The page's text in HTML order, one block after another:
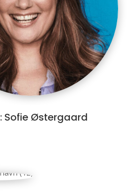
: Sofie Østergaard